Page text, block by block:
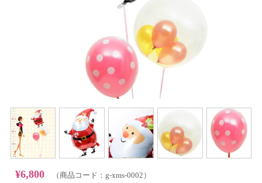
¥6,800（商品コード：g-xms-0002）